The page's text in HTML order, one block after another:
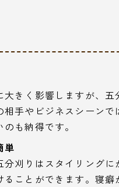
大きく影響しますが、
相手やビジネスシーン
も納得です。
単
分刈りはスタイリング
ることができます。寝